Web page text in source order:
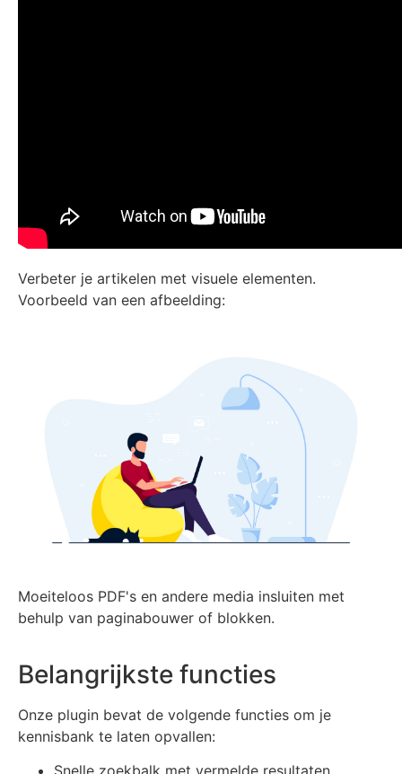
Verbeter je artikelen met visuele elementen.
Voorbeeld van een afbeelding:
Moeiteloos PDF's en andere media insluiten met
behulp van paginabouwer of blokken.
Belangrijkste functies
Onze plugin bevat de volgende functies om je
kennisbank te laten opvallen: